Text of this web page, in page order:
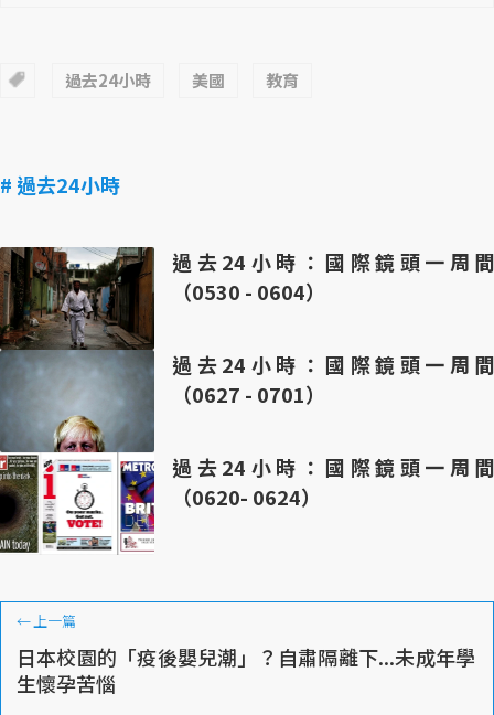
過去24小時 美國 教育
# 過去24小時
過去24小時：國際鏡頭一周間
（0530 - 0604）
過去24小時：國際鏡頭一周間
（0627 - 0701）
過去24小時：國際鏡頭一周間
（0620- 0624）
←上一篇
日本校園的「疫後嬰兒潮」？自肅隔離下...未成年學
生懷孕苦惱